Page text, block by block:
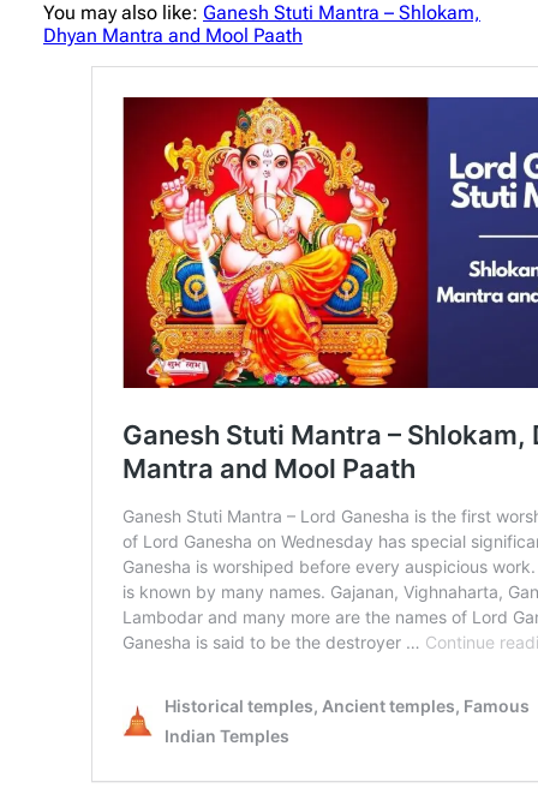
You may also like: Ganesh Stuti Mantra – Shlokam,
Dhyan Mantra and Mool Paath